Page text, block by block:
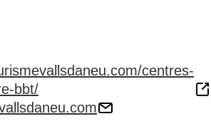
centres-
bbt/